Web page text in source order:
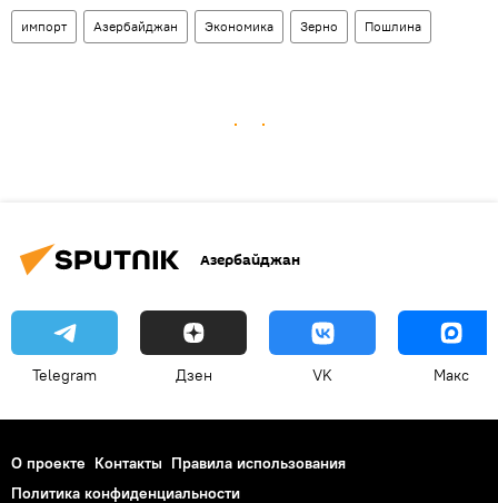
импорт Азербайджан Экономика Зерно Пошлина
Азербайджан
Telegram Дзен VK Макс
О проекте Контакты Правила использования
Политика конфиденциальности